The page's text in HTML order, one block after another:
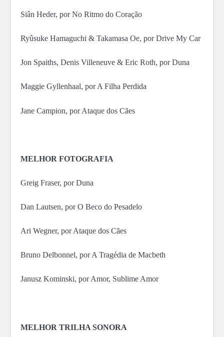
Siân Heder, por No Ritmo do Coração
Ryûsuke Hamaguchi & Takamasa Oe, por Drive My Car
Jon Spaiths, Denis Villeneuve & Eric Roth, por Duna
Maggie Gyllenhaal, por A Filha Perdida
Jane Campion, por Ataque dos Cães
MELHOR FOTOGRAFIA
Greig Fraser, por Duna
Dan Lautsen, por O Beco do Pesadelo
Ari Wegner, por Ataque dos Cães
Bruno Delbonnel, por A Tragédia de Macbeth
Janusz Kominski, por Amor, Sublime Amor
MELHOR TRILHA SONORA